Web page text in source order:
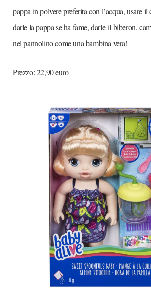
pappa in polvere preferita con l’acqua, usare il
darle la pappa se ha fame, darleil biberon,
nel pannolino come una bambina vera!
Prezzo: 22,90 euro